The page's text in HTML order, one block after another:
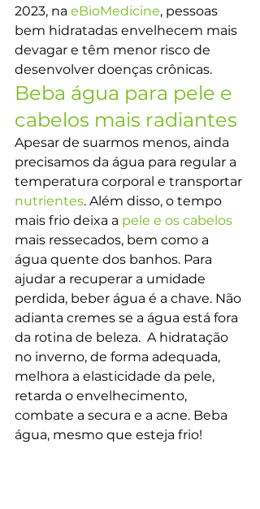
2023, na eBioMedicine, pessoas
bem hidratadas envelhecem mais
devagar e têm menor risco de
desenvolver doenças crônicas.
Beba água para pele e
cabelos mais radiantes
Apesar de suarmos menos, ainda
precisamos da água para regular a
temperatura corporal e transportar
nutrientes. Além disso, o tempo
mais frio deixa a pele e os cabelos
mais ressecados, bem como a
água quente dos banhos. Para
ajudar a recuperar a umidade
perdida, beber água é a chave. Não
adianta cremes se a água está fora
da rotina de beleza.  A hidratação
no inverno, de forma adequada,
melhora a elasticidade da pele,
retarda o envelhecimento,
combate a secura e a acne. Beba
água, mesmo que esteja frio!